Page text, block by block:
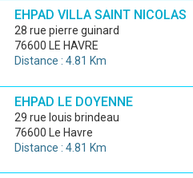
EHPAD VILLA SAINT NICOLAS
28 rue pierre guinard
76600 LE HAVRE
Distance : 4.81 Km
EHPAD LE DOYENNE
29 rue louis brindeau
76600 Le Havre
Distance : 4.81 Km